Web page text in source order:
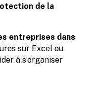
de la
entreprises dans
sur Excel ou
à s’organiser